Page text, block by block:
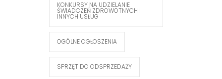
KONKURSY NA UDZIELANIE
ŚWIADCZEŃ ZDROWOTNYCH I
INNYCH USŁUG
OGÓLNE OGŁOSZENIA
SPRZĘT DO ODSPRZEDAŻY